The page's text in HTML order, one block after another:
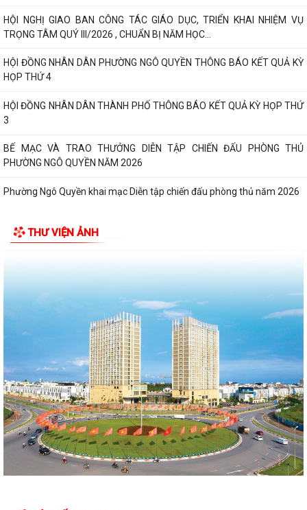
HỘI NGHỊ GIAO BAN CÔNG TÁC GIÁO DỤC, TRIỂN KHAI NHIỆM VỤ
TRỌNG TÂM QUÝ III/2026 , CHUẨN BỊ NĂM HỌC...
HỘI ĐỒNG NHÂN DÂN PHƯỜNG NGÔ QUYỀN THÔNG BÁO KẾT QUẢ KỲ
HỌP THỨ 4
HỘI ĐỒNG NHÂN DÂN THÀNH PHỐ THÔNG BÁO KẾT QUẢ KỲ HỌP THỨ
3
BẾ MẠC VÀ TRAO THƯỞNG DIỄN TẬP CHIẾN ĐẤU PHÒNG THỦ
PHƯỜNG NGÔ QUYỀN NĂM 2026
Phường Ngô Quyền khai mạc Diễn tập chiến đấu phòng thủ năm 2026
THƯ TRI ÂN GIA ĐÌNH CÁC ANH HÙNG LIỆT...
Phường Ngô Quyền: Chuỗi hoạt động tri ân, “Đền ơn đáp nghĩa” thiết
thực nhân kỷ niệm 79 năm Ngày...
PHƯỜNG NGÔ QUYỀN TỔ CHỨC HỘI NGHỊ TRAO TẶNG ẢNH PHỤC CHẾ
LIỆT SĨ VÀ TẶNG QUÀ CHO CÁC HỘ GIA ĐÌNH...
ỦY BAN NHÂN DÂN PHƯỜNG NGÔ QUYỀN THÔNG TIN Về việc cưỡng
chế cưỡng chế 02 tổ chức để thu hồi nhà là...
PHƯỜNG NGÔ QUYỀN THĂM HỎI, TẶNG QUÀ GIA ĐÌNH CHÍNH SÁCH,
NGƯỜI CÓ CÔNG NHÂN DỊP 27/7
PHƯỜNG NGÔ QUYỀN VIẾNG NGHĨA TRANG LIỆT SĨ NHÂN KỶ NIỆM 79
NĂM NGÀY THƯƠNG BINH LIỆT SĨ 27/7
UBND PHƯỜNG NGÔ QUYỀN THÔNG BÁO THỜI GIAN TỔ CHỨC HỘI
THƯ VIỆN ẢNH